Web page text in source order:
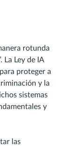
rotunda
La Ley de IA
proteger a
y la
sistemas
y
las